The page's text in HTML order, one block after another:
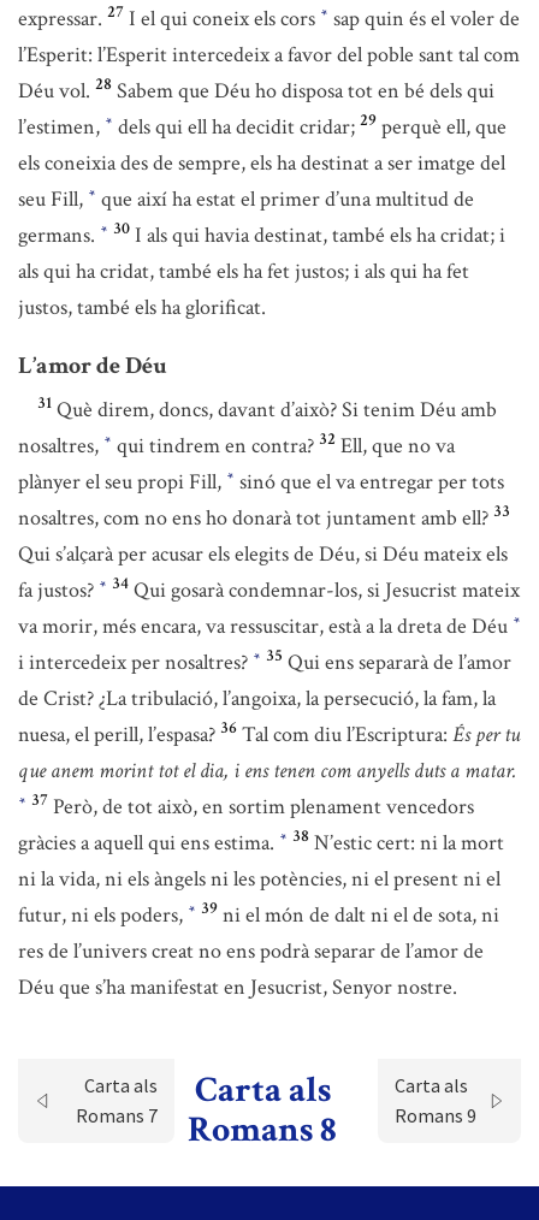
expressar. 27 I el qui coneix els cors * sap quin és el voler de
l’Esperit: l’Esperit intercedeix a favor del poble sant tal com
Déu vol. 28 Sabem que Déu ho disposa tot en bé dels qui
l’estimen, * dels qui ell ha decidit cridar; 29 perquè ell, que
els coneixia des de sempre, els ha destinat a ser imatge del
seu Fill, * que així ha estat el primer d’una multitud de
germans. * 30 I als qui havia destinat, també els ha cridat; i
als qui ha cridat, també els ha fet justos; i als qui ha fet
justos, també els ha glorificat.
L’amor de Déu
31 Què direm, doncs, davant d’això? Si tenim Déu amb
nosaltres, * qui tindrem en contra? 32 Ell, que no va
plànyer el seu propi Fill, * sinó que el va entregar per tots
nosaltres, com no ens ho donarà tot juntament amb ell? 33
Qui s’alçarà per acusar els elegits de Déu, si Déu mateix els
fa justos? * 34 Qui gosarà condemnar-los, si Jesucrist mateix
va morir, més encara, va ressuscitar, està a la dreta de Déu *
i intercedeix per nosaltres? * 35 Qui ens separarà de l’amor
de Crist? ¿La tribulació, l’angoixa, la persecució, la fam, la
nuesa, el perill, l’espasa? 36 Tal com diu l’Escriptura: És per tu
que anem morint tot el dia, i ens tenen com anyells duts a matar.
* 37 Però, de tot això, en sortim plenament vencedors
gràcies a aquell qui ens estima. * 38 N’estic cert: ni la mort
ni la vida, ni els àngels ni les potències, ni el present ni el
futur, ni els poders, * 39 ni el món de dalt ni el de sota, ni
res de l’univers creat no ens podrà separar de l’amor de
Déu que s’ha manifestat en Jesucrist, Senyor nostre.
Carta als
Romans 7
Carta als
Romans 8
Carta als
Romans 9